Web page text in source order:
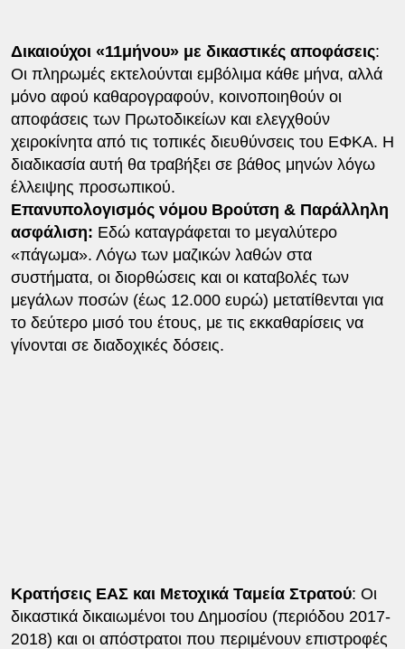
Δικαιούχοι «11μήνου» με δικαστικές αποφάσεις:
Οι πληρωμές εκτελούνται εμβόλιμα κάθε μήνα, αλλά
μόνο αφού καθαρογραφούν, κοινοποιηθούν οι
αποφάσεις των Πρωτοδικείων και ελεγχθούν
χειροκίνητα από τις τοπικές διευθύνσεις του ΕΦΚΑ. Η
διαδικασία αυτή θα τραβήξει σε βάθος μηνών λόγω
έλλειψης προσωπικού.
Επανυπολογισμός νόμου Βρούτση & Παράλληλη
ασφάλιση: Εδώ καταγράφεται το μεγαλύτερο
«πάγωμα». Λόγω των μαζικών λαθών στα
συστήματα, οι διορθώσεις και οι καταβολές των
μεγάλων ποσών (έως 12.000 ευρώ) μετατίθενται για
το δεύτερο μισό του έτους, με τις εκκαθαρίσεις να
γίνονται σε διαδοχικές δόσεις.
Κρατήσεις ΕΑΣ και Μετοχικά Ταμεία Στρατού: Οι
δικαστικά δικαιωμένοι του Δημοσίου (περιόδου 2017-
2018) και οι απόστρατοι που περιμένουν επιστροφές